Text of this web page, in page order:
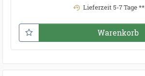
Lieferzeit 5-7 Tage **
Warenkorb